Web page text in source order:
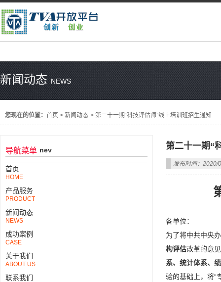
新闻动态NEWS
您现在的位置： 首页 > 新闻动态 > 第二十一期“科技评估师”线上培训班招生通知
导航菜单 nev
首页
HOME
产品服务
PRODUCT
新闻动态
NEWS
成功案例
CASE
关于我们
ABOUT US
联系我们
第二十一期“
发布时间：2020/
各单位：
为了将中共中央
构评估改革的意
系、统计体系、
验的基础上，将“